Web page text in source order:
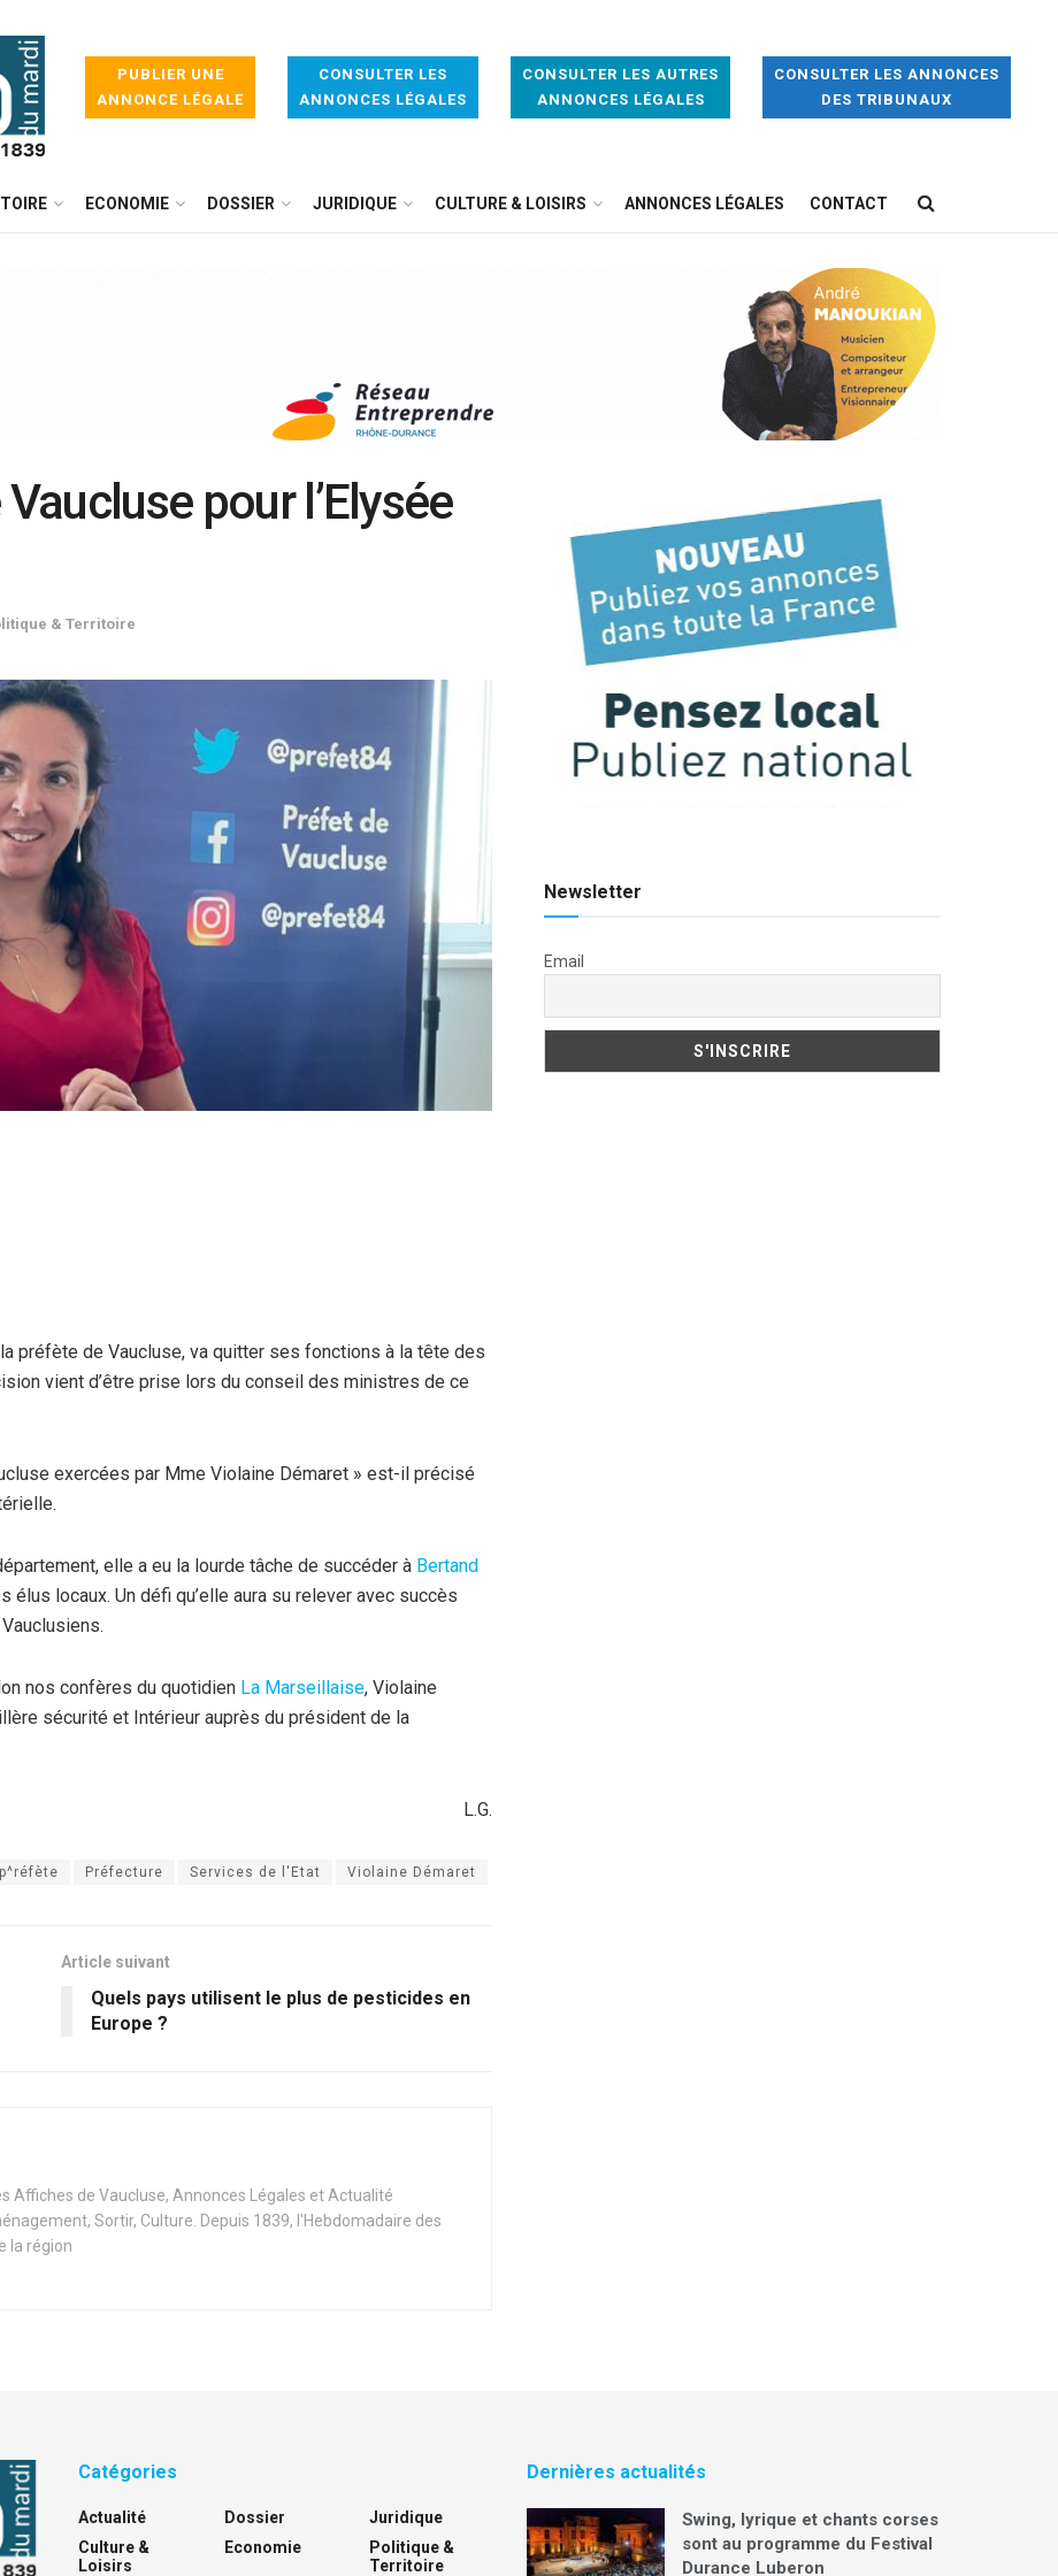
PUBLIER UNE
ANNONCE LÉGALE
CONSULTER LES
ANNONCES LÉGALES
CONSULTER LES AUTRES
ANNONCES LÉGALES
CONSULTER LES ANNONCES
DES TRIBUNAUX
ECONOMIE DOSSIER JURIDIQUE CULTURE & LOISIRS ANNONCES LÉGALES CONTACT
pour l’Elysée
& Territoire
préfète de Vaucluse, va quitter ses fonctions à la tête des
vient d’être prise lors du conseil des ministres de ce
exercées par Mme Violaine Démaret » est-il précisé
elle a eu la lourde tâche de succéder à Bertand
locaux. Un défi qu’elle aura su relever avec succès
nos confères du quotidien La Marseillaise, Violaine
sécurité et Intérieur auprès du président de la
L.G.
p^réfète Préfecture Services de l'Etat Violaine Démaret
Article suivant
Quels pays utilisent le plus de pesticides en
Europe ?
Affiches de Vaucluse, Annonces Légales et Actualité
Sortir, Culture. Depuis 1839, l'Hebdomadaire des
la région
Newsletter
Email
Catégories
Actualité
Culture &
Loisirs
Dossier
Economie
Juridique
Politique &
Territoire
Dernières actualités
Swing, lyrique et chants corses
sont au programme du Festival
Durance Luberon